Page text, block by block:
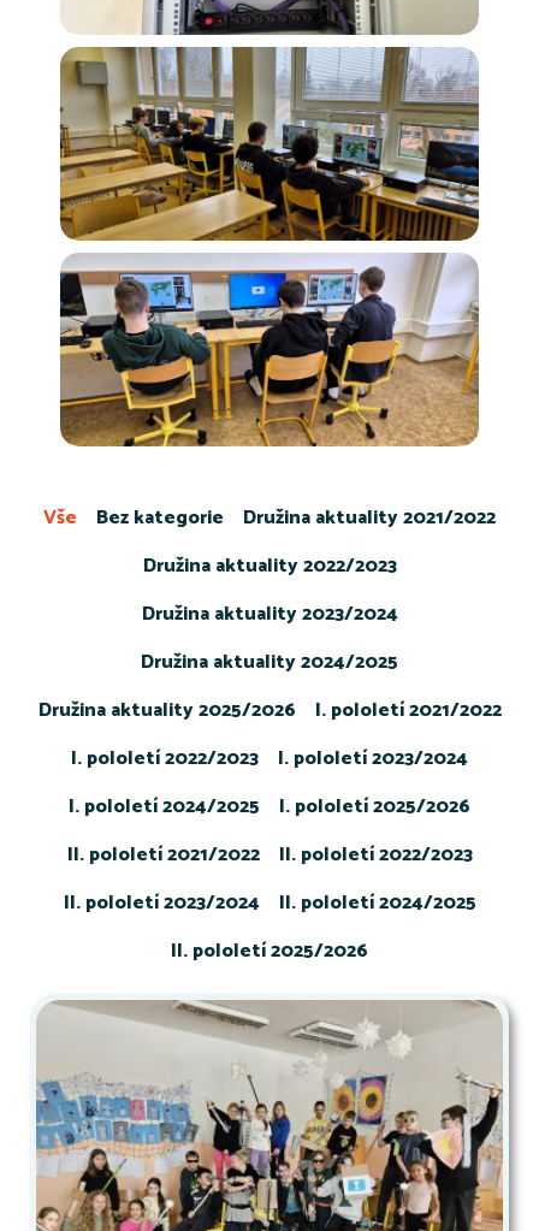
Bez kategorie
Družina aktuality 2021/2022
Družina aktuality 2022/2023
Družina aktuality 2023/2024
Družina aktuality 2024/2025
Družina aktuality 2025/2026
I. pololetí 2021/2022
I. pololetí 2022/2023
I. pololetí 2023/2024
I. pololetí 2024/2025
I. pololetí 2025/2026
II. pololetí 2021/2022
II. pololetí 2022/2023
II. pololetí 2023/2024
II. pololetí 2024/2025
II. pololetí 2025/2026
Vše